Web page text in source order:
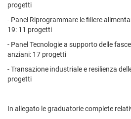
progetti
- Panel Riprogrammare le filiere
19: 11 progetti
- Panel Tecnologie a supporto delle
anziani: 17 progetti
- Transazione industriale e resilienza
progetti
In allegato le graduatorie complete